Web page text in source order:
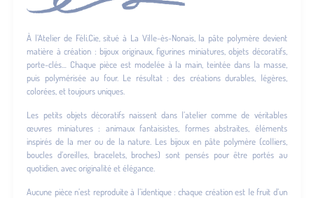
À l’Atelier de Féli.Cie, situé à La Ville-ès-Nonais, la pâte polymère devient
matière à création : bijoux originaux, figurines miniatures, objets décoratifs,
porte-clés… Chaque pièce est modelée à la main, teintée dans la masse,
puis polymérisée au four. Le résultat : des créations durables, légères,
colorées, et toujours uniques.
Les petits objets décoratifs naissent dans l’atelier comme de véritables
œuvres miniatures : animaux fantaisistes, formes abstraites, éléments
inspirés de la mer ou de la nature. Les bijoux en pâte polymère (colliers,
boucles d’oreilles, bracelets, broches) sont pensés pour être portés au
quotidien, avec originalité et élégance.
Aucune pièce n’est reproduite à l’identique : chaque création est le fruit d’un